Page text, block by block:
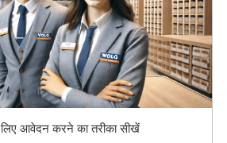
आवेदन करने का तरीका सीखें